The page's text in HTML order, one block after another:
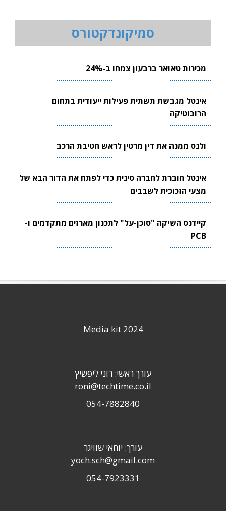
סמיקונדקטורס
מכירות טאואר ברבעון צמחו ב-24%
אינטל מגבשת תשתית פעילות ייעודית בתחום
הרובוטיקה
ולנס ממנה את דין מרטין לראש חטיבת הרכב
אינטל חוברת לחברה סינית כדי לפתח את הדור הבא של
מצעי הזכוכית לשבבים
קיידנס השיקה "סוכן-על" לתכנון מארזים מתקדמים ו-
PCB
Media kit 2024
עורך ראשי: רוני ליפשיץ
roni@techtime.co.il
054-7882840
עורך: יוחאי שוויגר
yoch.sch@gmail.com
054-7923331